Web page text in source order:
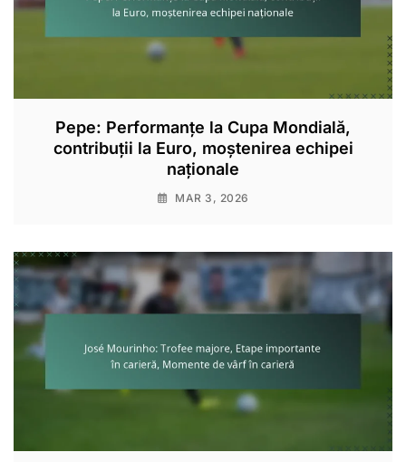
Pepe: Performanțe la Cupa Mondială,
contribuții la Euro, moștenirea echipei
naționale
MAR 3, 2026